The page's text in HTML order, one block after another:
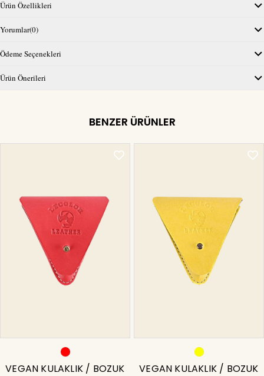
Ürün Özellikleri
Yorumlar(0)
Ödeme Seçenekleri
Ürün Önerileri
BENZER ÜRÜNLER
VEGAN KULAKLIK / BOZUK
VEGAN KULAKLIK / BOZUK